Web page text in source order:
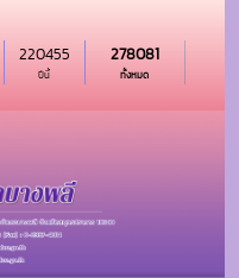
กษาความมั่นคงปลอดภัย
มูลส่วนบุุคคล